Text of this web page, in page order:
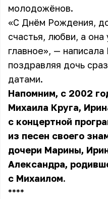
молодожёнов.
«С Днём Рождения,
счастья, любви, а она
главное», —
поздравляя дочь
датами.
Напомним, с 2002
Михаила Круга,
с концертной
из песен своего
дочери Марины,
Александра,
с Михаилом.
** **